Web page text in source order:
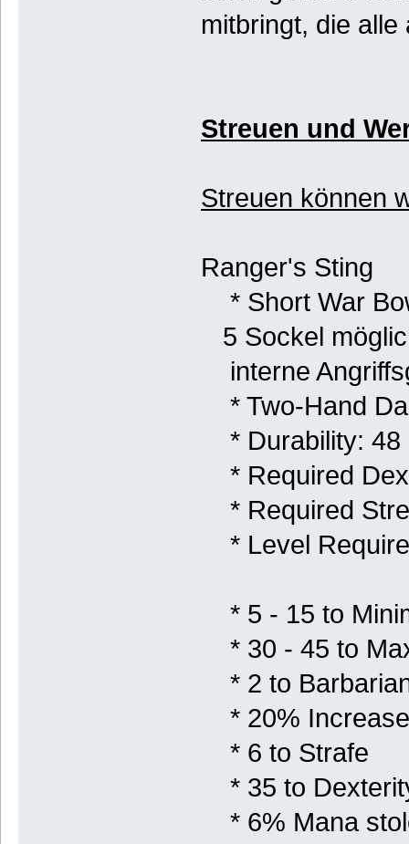
mitbringt, die
Streuen und
Streuen können
Ranger's Sting
* Short War
5 Sockel
interne
* Two-Hand
* Durability: 48
* Required
* Required
* Level
* 5 - 15 to
* 30 - 45 to
* 2 to
* 20%
* 6 to Strafe
* 35 to
* 6% Mana